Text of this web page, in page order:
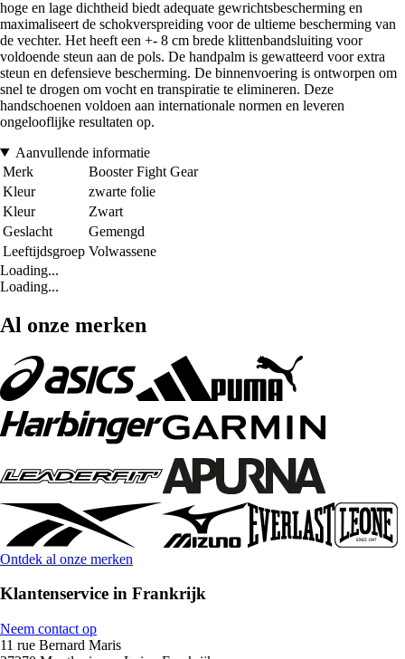
hoge en lage dichtheid biedt adequate gewrichtsbescherming en
maximaliseert de schokverspreiding voor de ultieme bescherming van
de vechter. Het heeft een +- 8 cm brede klittenbandsluiting voor
voldoende steun aan de pols. De handpalm is gewatteerd voor extra
steun en defensieve bescherming. De binnenvoering is ontworpen om
snel te drogen om vocht en transpiratie te elimineren. Deze
handschoenen voldoen aan internationale normen en leveren
ongelooflijke resultaten op.
Aanvullende informatie
Merk
Booster Fight Gear
Kleur
zwarte folie
Kleur
Zwart
Geslacht
Gemengd
Leeftijdsgroep Volwassene
Loading...
Loading...
Al onze merken
Ontdek al onze merken
Klantenservice in Frankrijk
Neem contact op
11 rue Bernard Maris